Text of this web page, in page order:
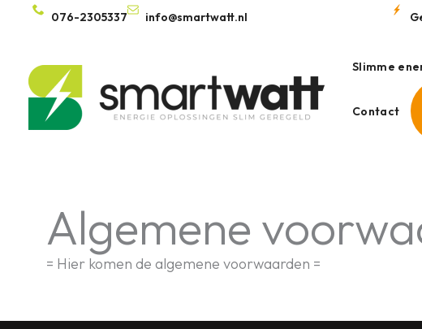
inhoud
076-2305337 info@smartwatt.nl
Slimme
Contact
Algemene
= Hier komen de algemene voorwaarden =